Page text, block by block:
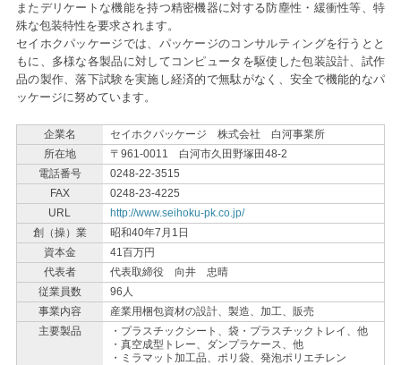
またデリケートな機能を持つ精密機器に対する防塵性・緩衝性等、特
殊な包装特性を要求されます。
セイホクパッケージでは、パッケージのコンサルティングを行うとと
もに、多様な各製品に対してコンピュータを駆使した包装設計、試作
品の製作、落下試験を実施し経済的で無駄がなく、安全で機能的なパ
ッケージに努めています。
企業名
セイホクパッケージ 株式会社 白河事業所
所在地
〒961-0011 白河市久田野塚田48-2
電話番号
0248-22-3515
FAX
0248-23-4225
URL
http://www.seihoku-pk.co.jp/
創（操）業
昭和40年7月1日
資本金
41百万円
代表者
代表取締役 向井 忠晴
従業員数
96人
事業内容
産業用梱包資材の設計、製造、加工、販売
主要製品
・プラスチックシート、袋・プラスチックトレイ、他
・真空成型トレー、ダンプラケース、他
・ミラマット加工品、ポリ袋、発泡ポリエチレン